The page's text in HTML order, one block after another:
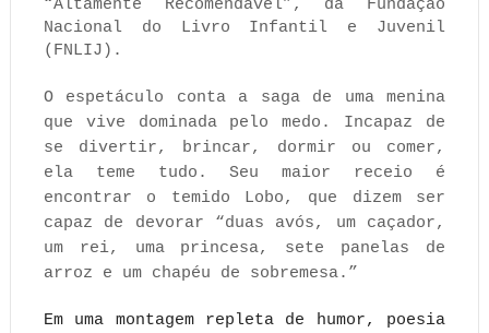
“Altamente Recomendável”, da Fundação
Nacional do Livro Infantil e Juvenil
(FNLIJ).
O espetáculo conta a saga de uma menina
que vive dominada pelo medo. Incapaz de
se divertir, brincar, dormir ou comer,
ela teme tudo. Seu maior receio é
encontrar o temido Lobo, que dizem ser
capaz de devorar “duas avós, um caçador,
um rei, uma princesa, sete panelas de
arroz e um chapéu de sobremesa.”
Em uma montagem repleta de humor, poesia